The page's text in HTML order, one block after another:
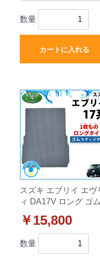
数量
カートに入れる
スズキ エブリイ エヴ
ィ DA17V ロング ゴ
ット トランクマット
￥15,800
数量